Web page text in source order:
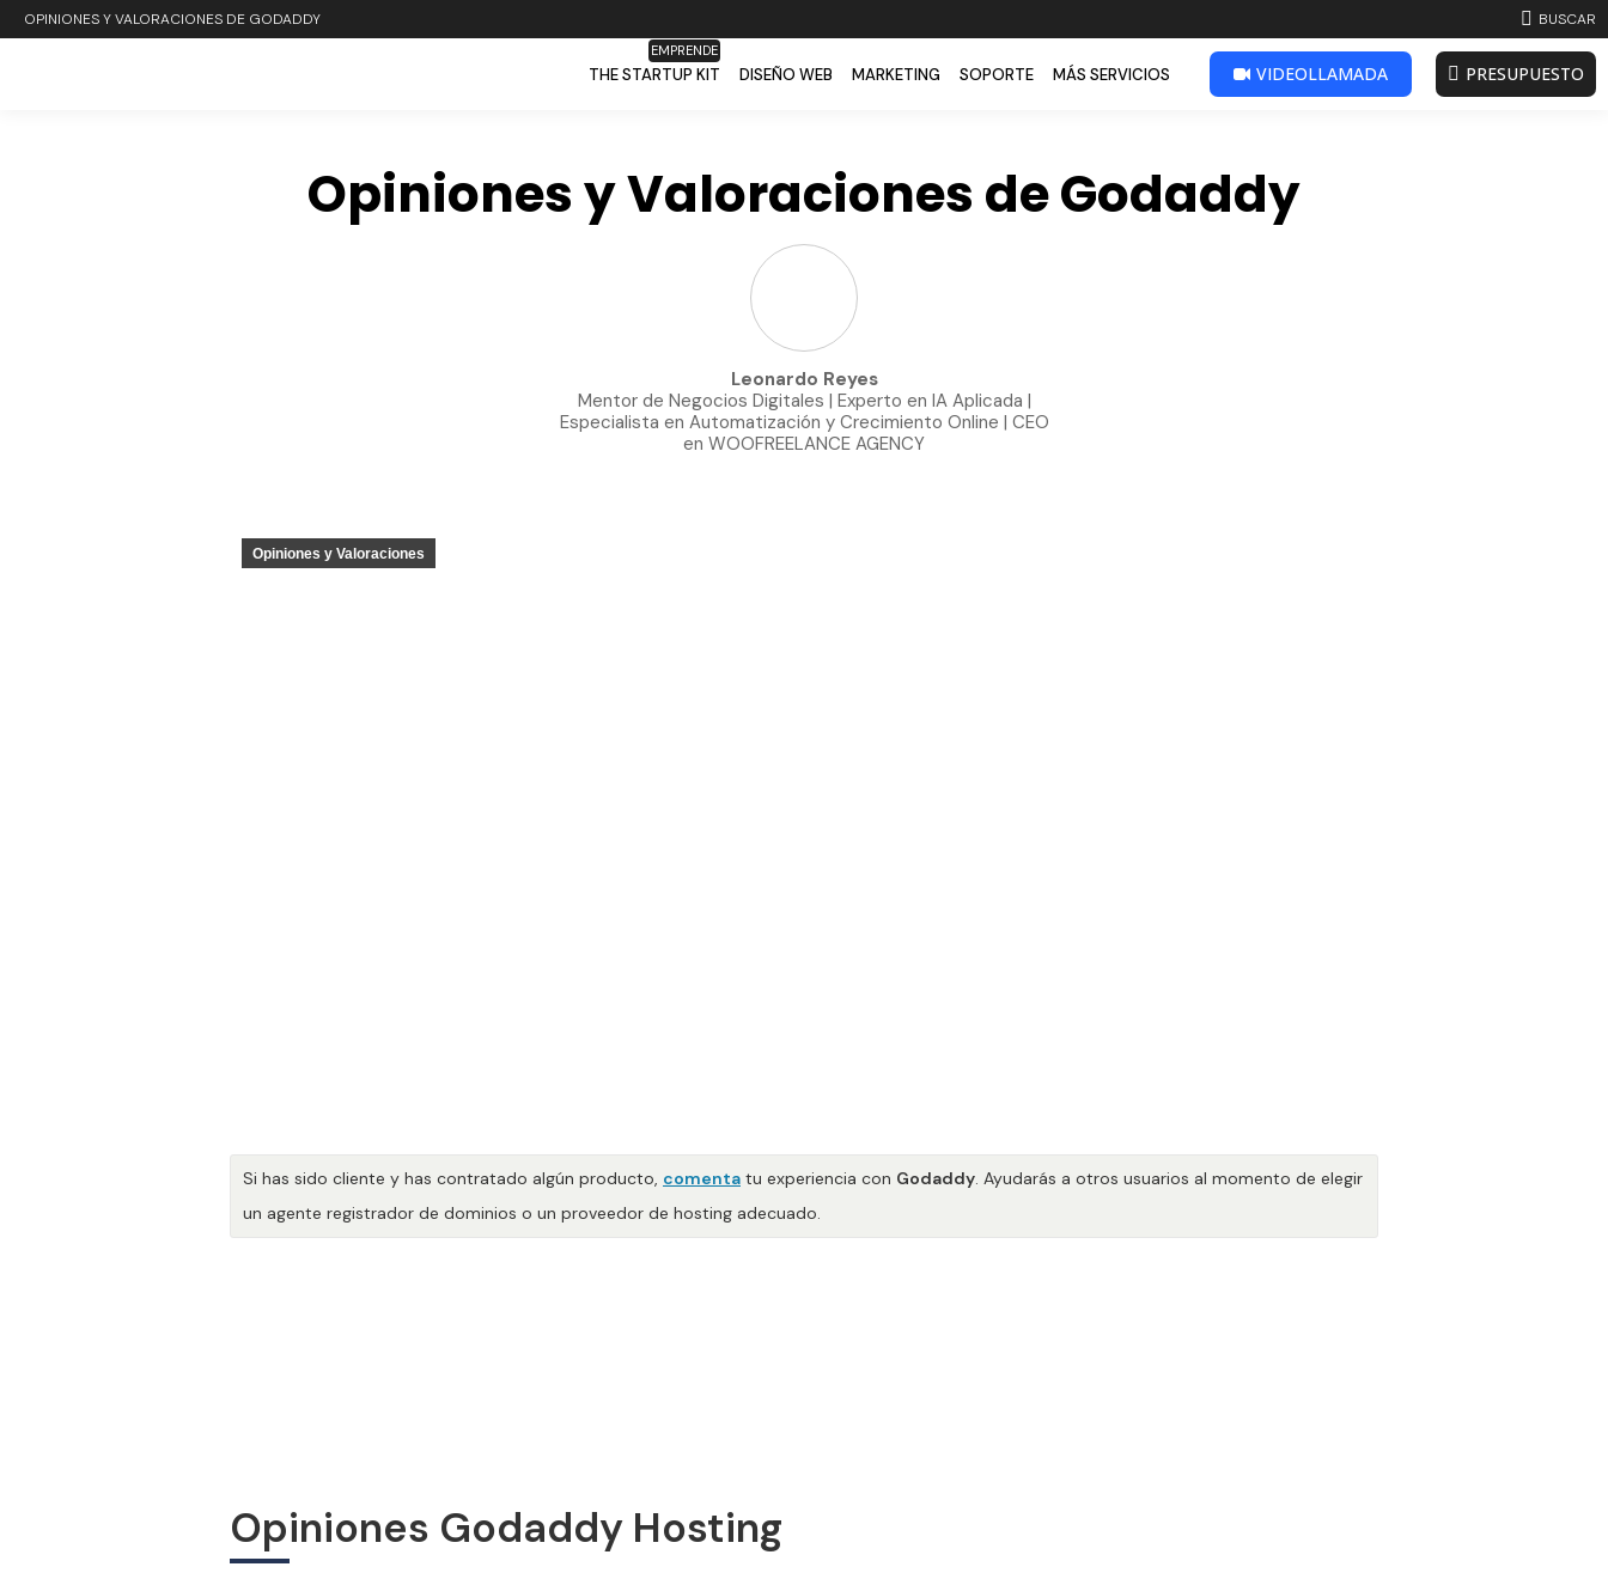
OPINIONES Y VALORACIONES DE GODADDY BUSCAR:
BUSCAR
THE STARTUP KIT
EMPRENDE
DISEÑO WEB MARKETING SOPORTE MÁS SERVICIOS VIDEOLLAMADA PRESUPUESTO
Opiniones y Valoraciones de Godaddy
Leonardo Reyes
Mentor de Negocios Digitales | Experto en IA Aplicada |
Especialista en Automatización y Crecimiento Online | CEO
en WOOFREELANCE AGENCY
Opiniones y Valoraciones
Si has sido cliente y has contratado algún producto, comenta tu experiencia con Godaddy. Ayudarás a otros usuarios al momento de elegir
un agente registrador de dominios o un proveedor de hosting adecuado.
Opiniones Godaddy Hosting